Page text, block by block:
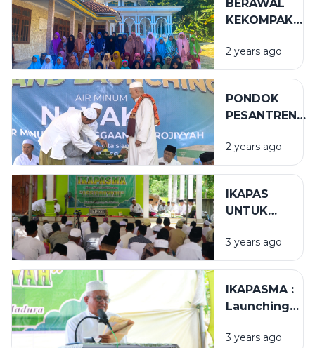
PONDOK
BERAWAL
KEKOMPAKAN
BERBUAH
KESUKSESAN
2 years ago
PONDOK
PESANTREN
RESMI
MINERAL
2 years ago
IKAPAS
UNTUK
3 years ago
IKAPASMA :
Launching
Tanah
3 years ago